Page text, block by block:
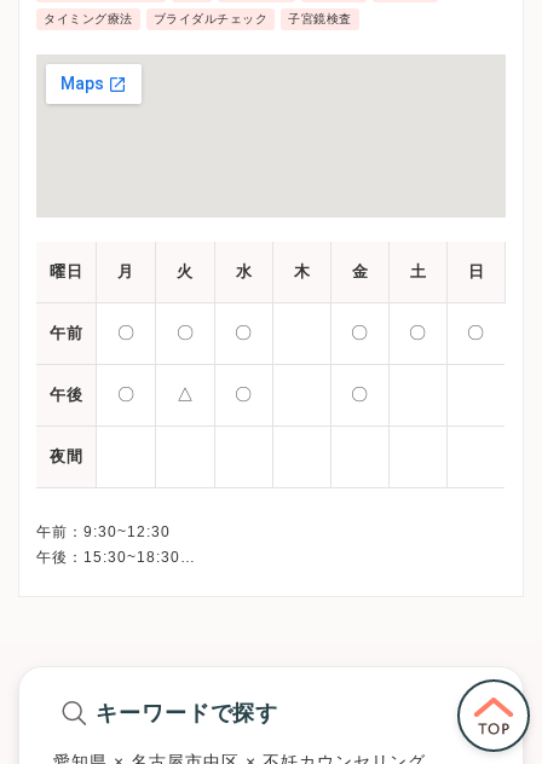
タイミング療法 ブライダルチェック 子宮鏡検査
曜日 月 火 水 木 金 土 日
午前 〇 〇 〇 〇 〇 〇
午後 〇 △ 〇 〇
夜間
午前：9:30~12:30
午後：15:30~18:30
キーワードで探す